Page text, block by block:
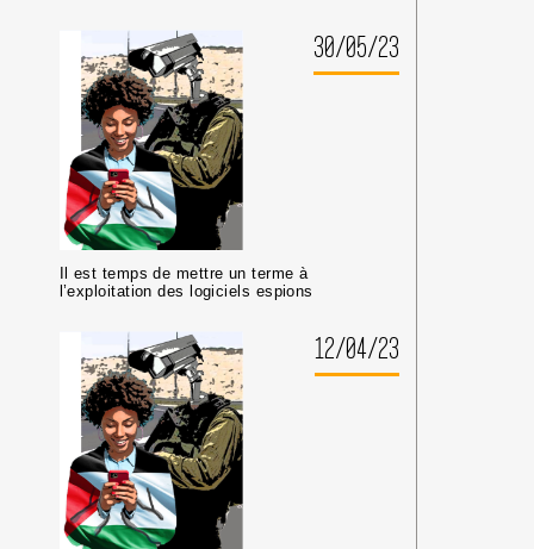
30/05/23
Il est temps de mettre un terme à
l’exploitation des logiciels espions
12/04/23